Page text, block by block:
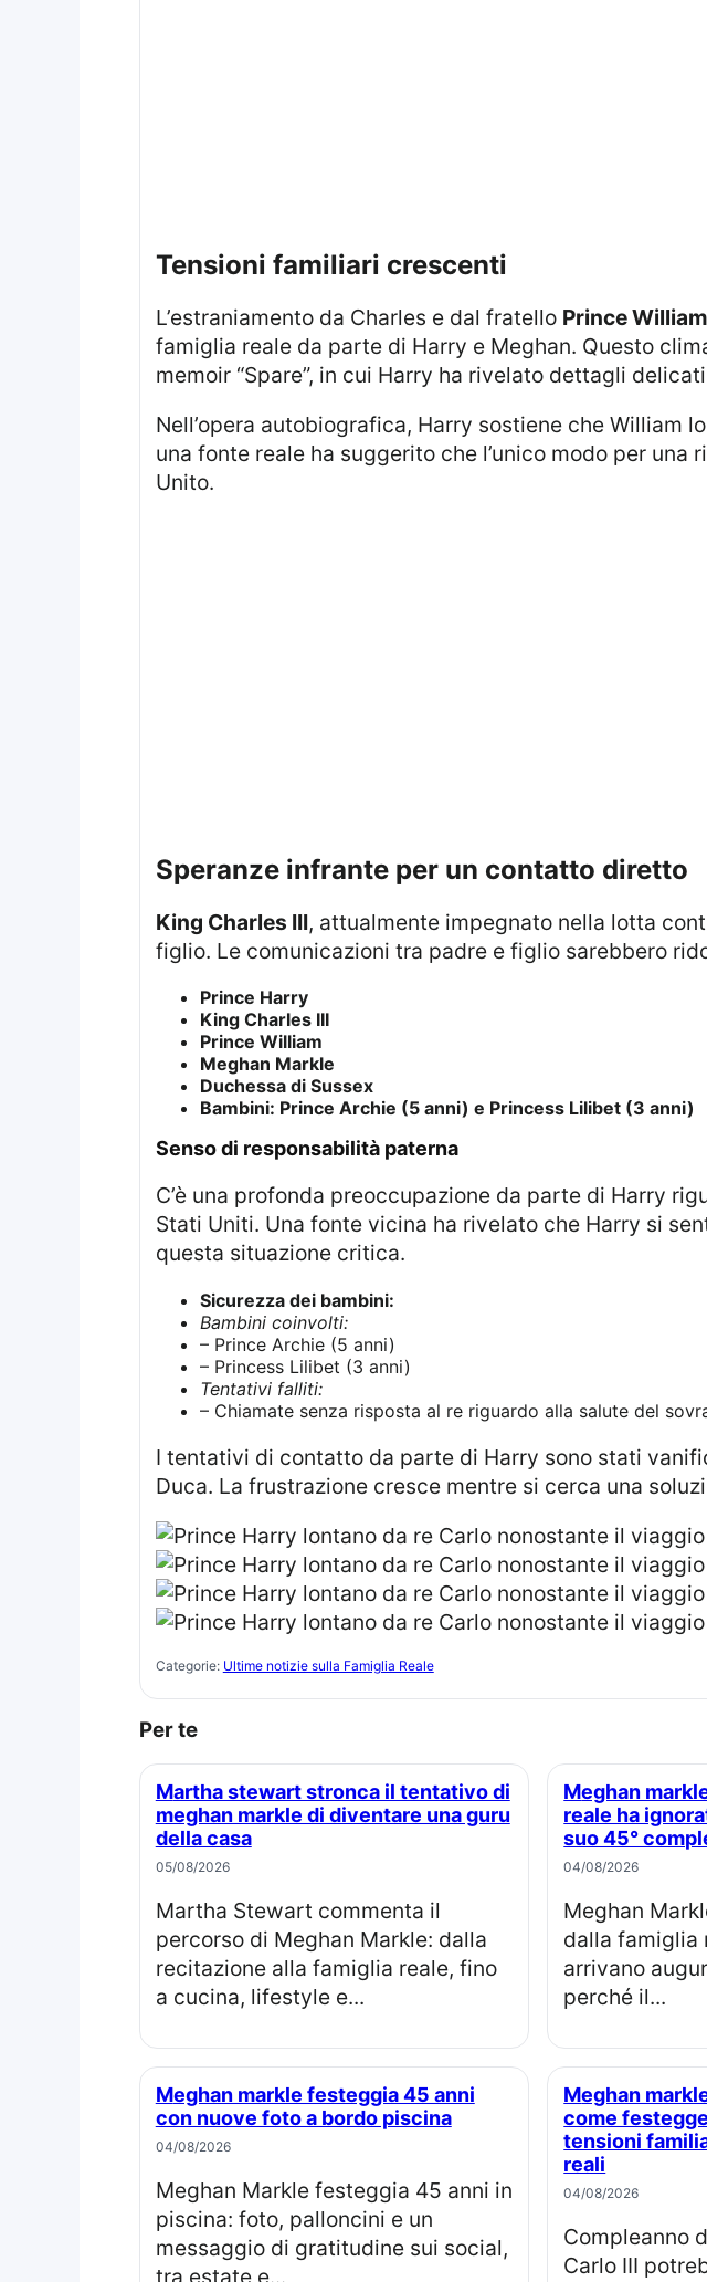
tensioni familiari crescenti
L’estraniamento da Charles e dal fratello Prince William
famiglia reale da parte di Harry e Meghan. Questo
memoir “Spare”, in cui Harry ha rivelato dettagli
Nell’opera autobiografica, Harry sostiene che William lo avrebbe aggredito fisicamente a causa della moglie. Inoltre,
una fonte reale ha suggerito che l’unico modo per
Unito.
speranze infrante per un contatto diretto
King Charles III, attualmente impegnato nella lotta
figlio. Le comunicazioni tra padre e figlio sarebbero
Prince Harry
King Charles III
Prince William
Meghan Markle
Duchessa di Sussex
Bambini: Prince Archie (5 anni) e Princess Lilibet (3 anni)
senso di responsabilità paterna
C’è una profonda preoccupazione da parte di Harry riguardo alla sicurezza della sua famiglia durante i viaggi negli
Stati Uniti. Una fonte vicina ha rivelato che Harry si
questa situazione critica.
Sicurezza dei bambini:
Bambini coinvolti:
– Prince Archie (5 anni)
– Princess Lilibet (3 anni)
Tentativi falliti:
– Chiamate senza risposta al re riguardo alla salute del
I tentativi di contatto da parte di Harry sono stati vanificati: “Riceve ‘non disponibile’,” ha riferito un amico vicino al
Duca. La frustrazione cresce mentre si cerca una
Categorie: Ultime notizie sulla Famiglia Reale
Per te
Martha stewart stronca il tentativo di
meghan markle di diventare una guru
della casa
05/08/2026
Martha Stewart commenta il
percorso di Meghan Markle: dalla
recitazione alla famiglia reale, fino
a cucina, lifestyle e...
Meghan markle, perché la famiglia
reale ha
suo 45°
04/08/2026
Meghan Markle compie 45 anni, ma
dalla famiglia
arrivano
perché il...
Meghan markle festeggia 45 anni
con nuove foto a bordo piscina
04/08/2026
Meghan Markle festeggia 45 anni in
piscina: foto, palloncini e un
messaggio di gratitudine sui social,
Meghan markle compie 45 anni:
come
tensioni
reali
04/08/2026
Compleanno di Meghan Markle: re
Carlo III